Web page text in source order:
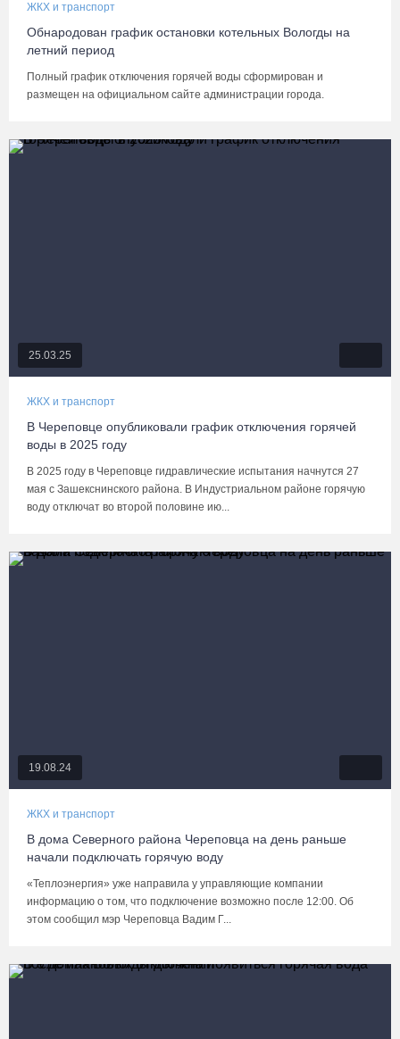
ЖКХ и транспорт
Обнародован график остановки котельных Вологды на
летний период
Полный график отключения горячей воды сформирован и
размещен на официальном сайте администрации города.
25.03.25
ЖКХ и транспорт
В Череповце опубликовали график отключения горячей
воды в 2025 году
В 2025 году в Череповце гидравлические испытания начнутся 27
мая с Зашекснинского района. В Индустриальном районе горячую
воду отключат во второй половине ию...
19.08.24
ЖКХ и транспорт
В дома Северного района Череповца на день раньше
начали подключать горячую воду
«Теплоэнергия» уже направила у управляющие компании
информацию о том, что подключение возможно после 12:00. Об
этом сообщил мэр Череповца Вадим Г...